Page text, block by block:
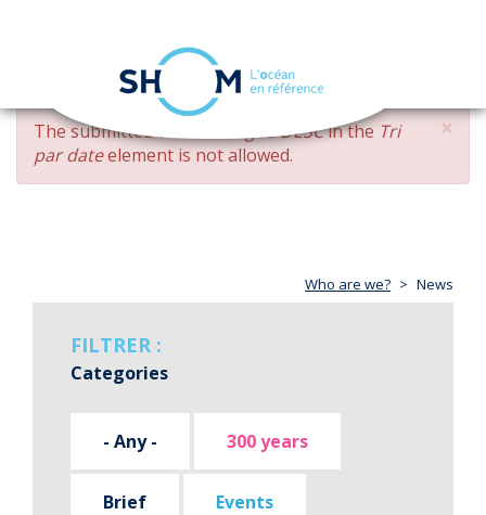
Skip
main
content
navigation
×
ERROR
MESSAGE
The submitted value changed DESCin the Tri
par dateelement is not allowed.
Who are we? News
FILTRER :
Categories
- Any - 300 years
Brief Events